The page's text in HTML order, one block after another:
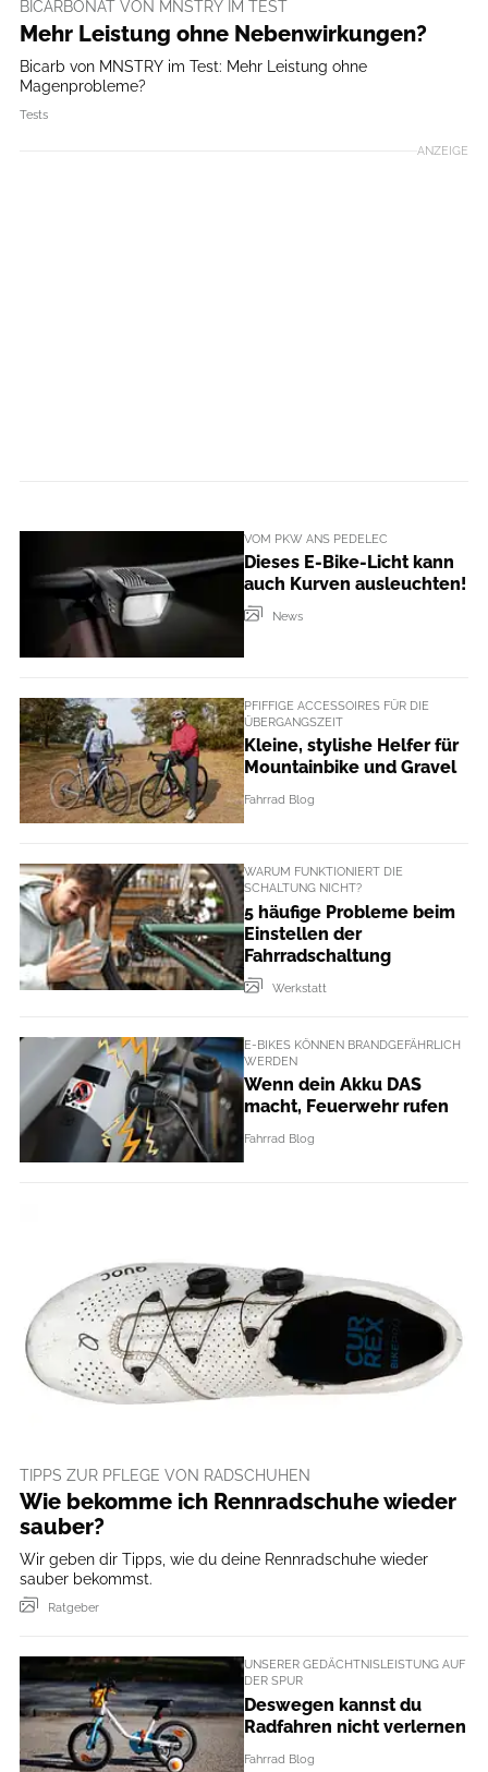
BICARBONAT VON MNSTRY IM TEST
Mehr Leistung ohne Nebenwirkungen?
Bicarb von MNSTRY im Test: Mehr Leistung ohne
Magenprobleme?
Tests
ANZEIGE
VOM PKW ANS PEDELEC
Dieses E-Bike-Licht kann
auch Kurven ausleuchten!
News
PFIFFIGE ACCESSOIRES FÜR DIE
ÜBERGANGSZEIT
Kleine, stylishe Helfer für
Mountainbike und Gravel
Fahrrad Blog
WARUM FUNKTIONIERT DIE
SCHALTUNG NICHT?
5 häufige Probleme beim
Einstellen der
Fahrradschaltung
Werkstatt
E-BIKES KÖNNEN BRANDGEFÄHRLICH
WERDEN
Wenn dein Akku DAS
macht, Feuerwehr rufen
Fahrrad Blog
TIPPS ZUR PFLEGE VON RADSCHUHEN
Wie bekomme ich Rennradschuhe wieder
sauber?
Wir geben dir Tipps, wie du deine Rennradschuhe wieder
sauber bekommst.
Ratgeber
UNSERER GEDÄCHTNISLEISTUNG AUF
DER SPUR
Deswegen kannst du
Radfahren nicht verlernen
Fahrrad Blog